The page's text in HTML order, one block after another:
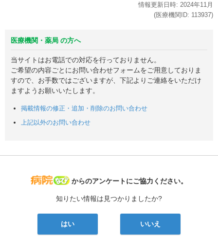
情報更新日時: 2024年11月
(医療機関ID: 113937)
医療機関・薬局 の方へ
当サイトはお電話での対応を行っておりません。
ご希望の内容ごとにお問い合わせフォームをご用意しておりま
すので、お手数ではございますが、下記よりご連絡をいただけ
ますようお願いいたします。
掲載情報の修正・追加・削除のお問い合わせ
上記以外のお問い合わせ
病院なび
からのアンケートにご協力ください。
知りたい情報は見つかりましたか?
はい いいえ